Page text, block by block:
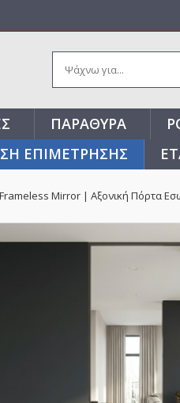
ΠΑΡΆΘΥΡΑ
ΕΠΙΜΕΤΡΗΣΗΣ
Frameless Mirror | Αξονική Πόρτα